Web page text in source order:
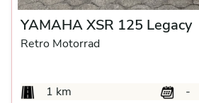
YAMAHA XSR 125 Legacy
Retro Motorrad
1 km
-